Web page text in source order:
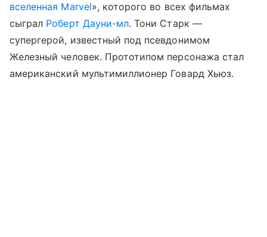
вселенная Marvel», которого во всех фильмах
сыграл Роберт Дауни-мл. Тони Старк —
супергерой, известный под псевдонимом
Железный человек. Прототипом персонажа стал
американский мультимиллионер Говард Хьюз.